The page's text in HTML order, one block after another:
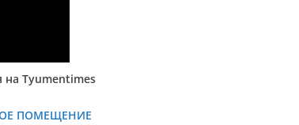
Tyumentimes
ПОМЕЩЕНИЕ